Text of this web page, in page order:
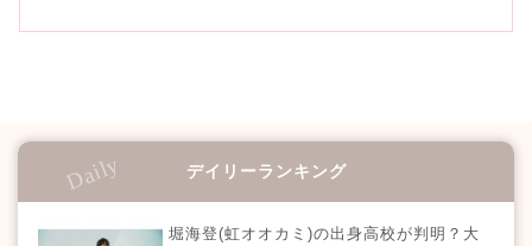
デイリーランキング
堀海登(虹オオカミ)の出身高校が判明？大